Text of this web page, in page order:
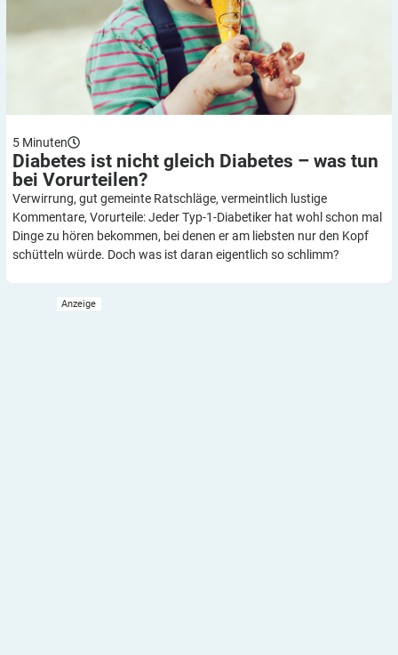
5 Minuten
Diabetes ist nicht gleich Diabetes – was tun
bei Vorurteilen?
Verwirrung, gut gemeinte Ratschläge, vermeintlich lustige
Kommentare, Vorurteile: Jeder Typ-1-Diabetiker hat wohl schon mal
Dinge zu hören bekommen, bei denen er am liebsten nur den Kopf
schütteln würde. Doch was ist daran eigentlich so schlimm?